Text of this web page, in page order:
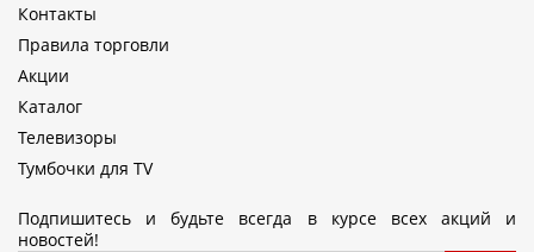
Контакты
Правила торговли
Акции
Каталог
Телевизоры
Тумбочки для TV
Подпишитесь и будьте всегда в курсе всех акций и
новостей!